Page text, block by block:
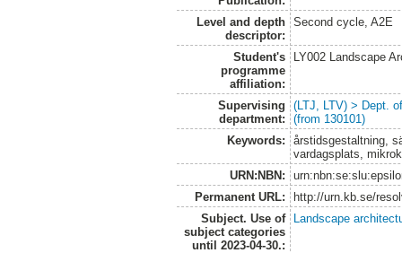
Level and depth
descriptor:
Second cycle, A2E
Student's
programme
affiliation:
LY002 Landscape
Supervising
department:
(LTJ, LTV) > Dept.
(from 130101)
Keywords:
årstidsgestaltning,
vardagsplats,
URN:NBN:
Permanent URL:
http://urn.kb.se/
Subject. Use of
subject categories
until 2023-04-30.:
Landscape